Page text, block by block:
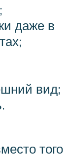
даже в
вид;
того